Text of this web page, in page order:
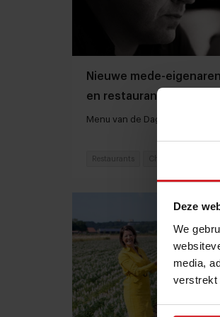
Deze
We
media,
verstrekt
Nieuwe mede-
en restaurant Jaimie
sluiten
Menu van de Dag | Kort culinair
Restaurants